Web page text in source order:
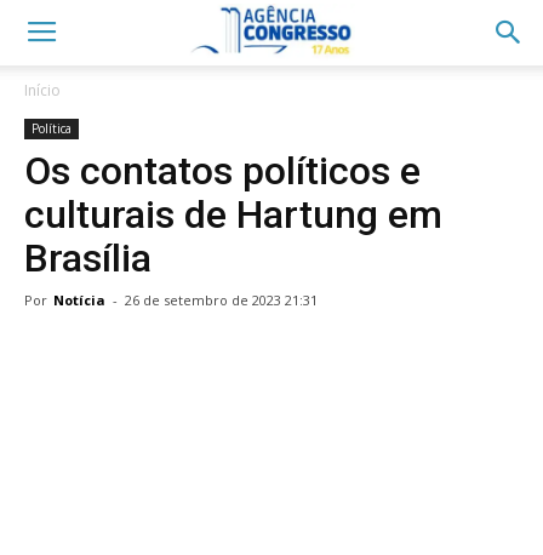
Início
Política
Os contatos políticos e
culturais de Hartung em
Brasília
Por Notícia - 26 de setembro de 2023 21:31